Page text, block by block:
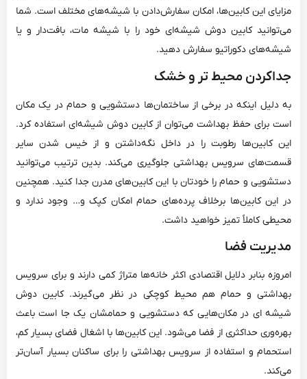
مزایای این کابین‌ها، امکان سفارش‌دادن با شیشه‌های مختلف است. شما
می‌توانید کابین دوش شیشه‌ای خود را با شیشه مات، بافت‌دار و یا
شیشه‌های دکوراتیو سفارش دهید.
جداکردن محیط‌ تر و خشک
به دلیل اینکه در برخی از ساختمان‌ها دستشویی و حمام در یک مکان
است برای حفظ بهداشت می‌توان از کابین دوش شیشه‌ای استفاده کرد.
این کابین‌ها رطوبت را در داخل نگه‌داشتن و از خیس شدن سایر
قسمت‌های سرویس بهداشتی جلوگیری می‌کند. بدین ترتیب می‌توانید
دستشویی و حمام را خودتان با این کابین‌های مدرن جدا کنید. همچنین
در این کابین‌ها برخلاف پرده‌های حمام امکان کپک و… وجود ندارد و
محیطی کاملاً تمیز خواهید داشت.
مدیریت فضا
امروزه بنابر دلایل اقتصادی اکثر خانه‌ها متراژ کمی دارند و برای سرویس
بهداشتی و حمام هم محیط کوچکی در نظر می‌گیرند. کابین دوش
شیشه ای در مکان‌هایی که دستشویی و حمامشان یک جا است باعث
بهره‌وری حداکثری از فضا می‌شود. این کابین‌ها با اشغال فضای بسیار کم،
استحمام و استفاده از سرویس بهداشتی را برای ساکنان بسیار آسان‌تر
می‌کند.